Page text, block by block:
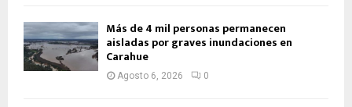
Más de 4 mil personas permanecen
aisladas por graves inundaciones en
Carahue
Agosto 6, 2026 0